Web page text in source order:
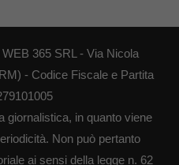
365 SRL - Via Nicola
- Codice Fiscale e Partita
giornalistica, in quanto viene
Non può pertanto
ai sensi della legge n. 62